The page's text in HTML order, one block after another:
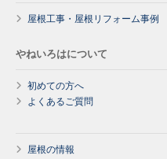
屋根工事・屋根リフォーム事例
やねいろはについて
初めての方へ
よくあるご質問
屋根の情報